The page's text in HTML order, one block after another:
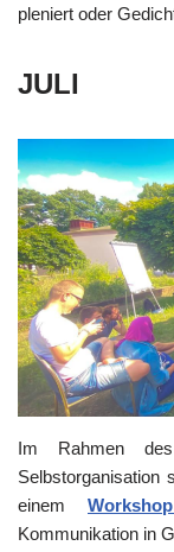
pleniert oder
JULI
Im Rahmen
Selbstorganisation
einem Workshop
Kommunikation in